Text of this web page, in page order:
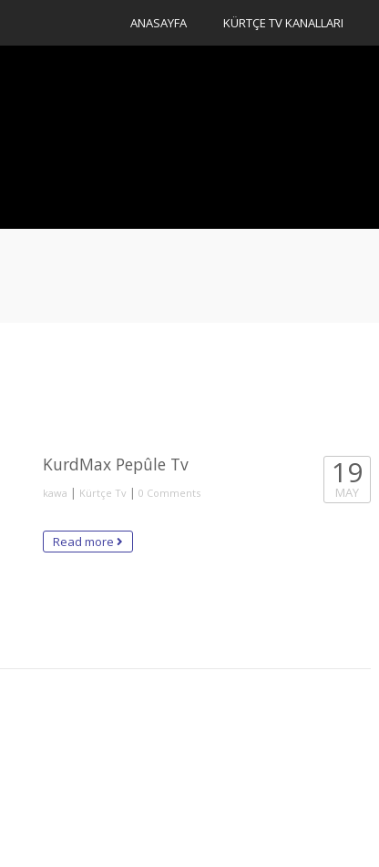
ANASAYFA KÜRTÇE TV KANALLARI
KurdMax Pepûle Tv
kawa | Kürtçe Tv | 0 Comments
19
MAY
Read more